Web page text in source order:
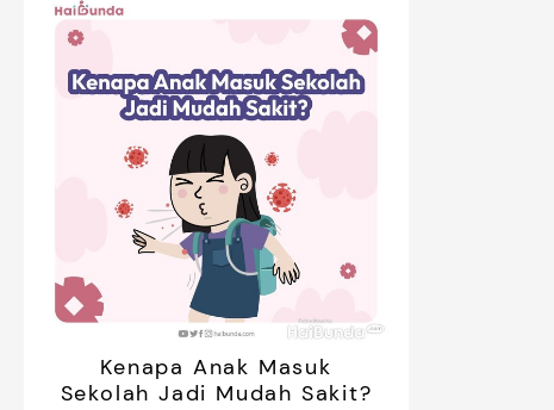
Kenapa Anak Masuk
Sekolah Jadi Mudah Sakit?